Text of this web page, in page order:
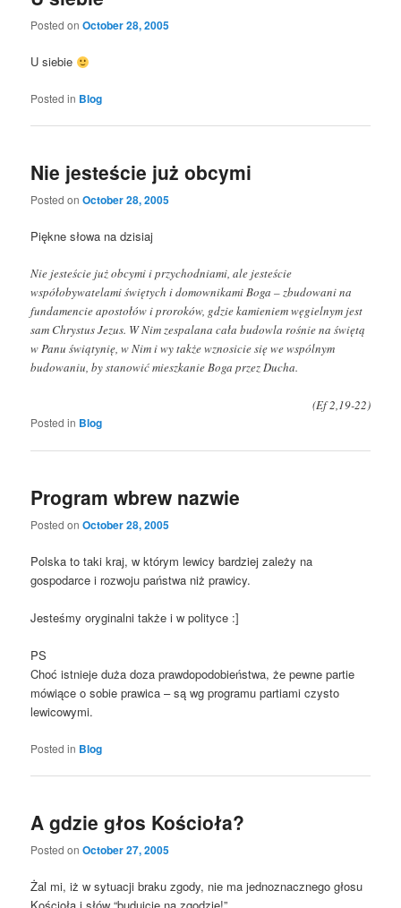
Posted onOctober 28, 2005
U siebie
Posted in Blog
Nie jesteście już obcymi
Posted onOctober 28, 2005
Piękne słowa na dzisiaj
Nie jesteście już obcymi i przychodniami, ale jesteście
współobywatelami świętych i domownikami Boga – zbudowani na
fundamencie apostołów i proroków, gdzie kamieniem węgielnym jest
sam Chrystus Jezus. W Nim zespalana cała budowla rośnie na świętą
w Panu świątynię, w Nim i wy także wznosicie się we wspólnym
budowaniu, by stanowić mieszkanie Boga przez Ducha.
(Ef 2,19-22)
Posted in Blog
Program wbrew nazwie
Posted onOctober 28, 2005
Polska to taki kraj, w którym lewicy bardziej zależy na
gospodarce i rozwoju państwa niż prawicy.
Jesteśmy oryginalni także i w polityce :]
PS
Choć istnieje duża doza prawdopodobieństwa, że pewne partie
mówiące o sobie prawica – są wg programu partiami czysto
lewicowymi.
Posted in Blog
A gdzie głos Kościoła?
Posted onOctober 27, 2005
Żal mi, iż w sytuacji braku zgody, nie ma jednoznacznego głosu